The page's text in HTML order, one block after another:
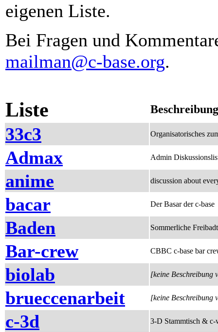
eigenen Liste.
Bei Fragen und
mailman@c-base.org.
Liste Beschreibung
33c3 Organisatorisches
Admax Admin
anime discussion about
bacar Der Basar der c-base
Baden Sommerliche
Bar-crew CBBC c-base bar
biolab [keine Beschreibung
brueccenarbeit [keine Beschreibung
c-3d 3-D Stammtisch & c-